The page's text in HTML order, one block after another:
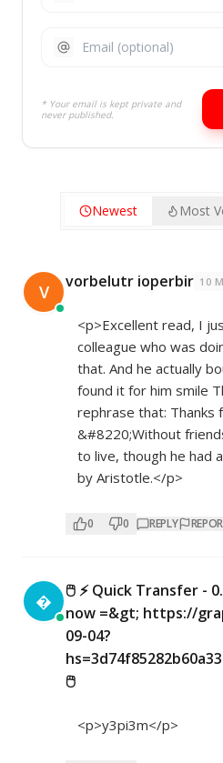
* Your email is kept private and
never published.
Newest Most
V vorbelutr ioperbir 10
<p>Excellent read, I
colleague who was
that. And he actually
found it for him smile
rephrase that: Thanks
&#8220;Without
to live, though he had
by Aristotle.</p>
0 0 REPLY

🖱 ⚡ Quick Transfer -
now =&gt; https://
09-04?
🖱
<p>y3pi3m</p>